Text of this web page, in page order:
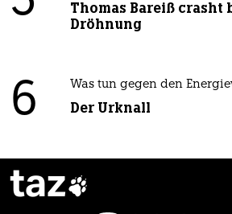
Thomas Bareiß crasht
Dröhnung
6 Was tun gegen den
Der Urknall
taz